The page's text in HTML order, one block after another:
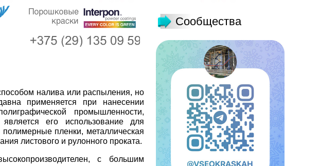
налива или распыления, но
применяется при нанесении
промышленности,
его использование для
полимерные пленки, металлическая
листового и рулонного проката.
с большим
Сообщества